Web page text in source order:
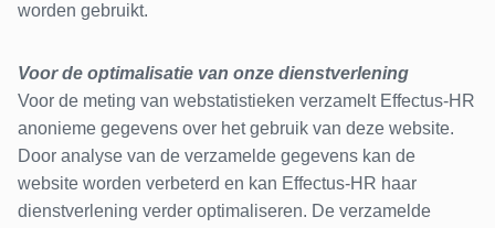
worden gebruikt.
Voor de optimalisatie van onze dienstverlening
Voor de meting van webstatistieken verzamelt Effectus-HR
anonieme gegevens over het gebruik van deze website.
Door analyse van de verzamelde gegevens kan de
website worden verbeterd en kan Effectus-HR haar
dienstverlening verder optimaliseren. De verzamelde